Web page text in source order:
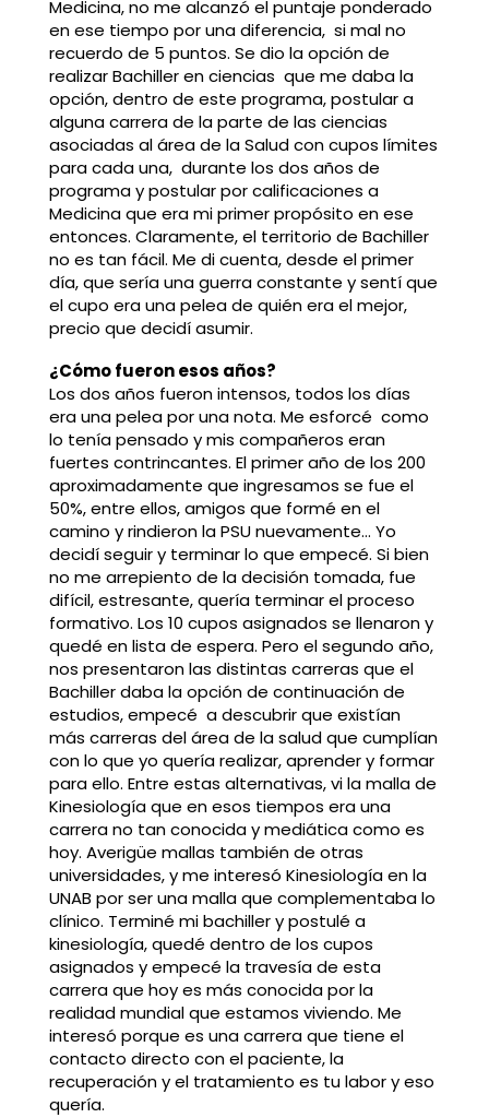
Medicina, no me alcanzó el puntaje ponderado
en ese tiempo por una diferencia, si mal no
recuerdo de 5 puntos. Se dio la opción de
realizar Bachiller en ciencias que me daba la
opción, dentro de este programa, postular a
alguna carrera de la parte de las ciencias
asociadas al área de la Salud con cupos límites
para cada una, durante los dos años de
programa y postular por calificaciones a
Medicina que era mi primer propósito en ese
entonces. Claramente, el territorio de Bachiller
no es tan fácil. Me di cuenta, desde el primer
día, que sería una guerra constante y sentí que
el cupo era una pelea de quién era el mejor,
precio que decidí asumir.
¿Cómo fueron esos años?
Los dos años fueron intensos, todos los días
era una pelea por una nota. Me esforcé como
lo tenía pensado y mis compañeros eran
fuertes contrincantes. El primer año de los 200
aproximadamente que ingresamos se fue el
50%, entre ellos, amigos que formé en el
camino y rindieron la PSU nuevamente… Yo
decidí seguir y terminar lo que empecé. Si bien
no me arrepiento de la decisión tomada, fue
difícil, estresante, quería terminar el proceso
formativo. Los 10 cupos asignados se llenaron y
quedé en lista de espera. Pero el segundo año,
nos presentaron las distintas carreras que el
Bachiller daba la opción de continuación de
estudios, empecé a descubrir que existían
más carreras del área de la salud que cumplían
con lo que yo quería realizar, aprender y formar
para ello. Entre estas alternativas, vi la malla de
Kinesiología que en esos tiempos era una
carrera no tan conocida y mediática como es
hoy. Averigüe mallas también de otras
universidades, y me interesó Kinesiología en la
UNAB por ser una malla que complementaba lo
clínico. Terminé mi bachiller y postulé a
kinesiología, quedé dentro de los cupos
asignados y empecé la travesía de esta
carrera que hoy es más conocida por la
realidad mundial que estamos viviendo. Me
interesó porque es una carrera que tiene el
contacto directo con el paciente, la
recuperación y el tratamiento es tu labor y eso
quería.